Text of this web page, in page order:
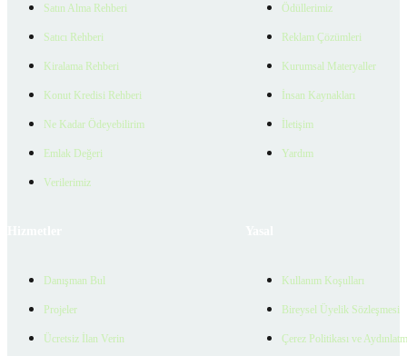
Satın Alma Rehberi
Satıcı Rehberi
Kiralama Rehberi
Konut Kredisi Rehberi
Ne Kadar Ödeyebilirim
Emlak Değeri
Verilerimiz
Ödüllerimiz
Reklam Çözümleri
Kurumsal Materyaller
İnsan Kaynakları
İletişim
Yardım
Danışman Bul
Projeler
Ücretsiz İlan Verin
Kullanım Koşulları
Bireysel Üyelik Sözleşmesi
Çerez Politikası ve